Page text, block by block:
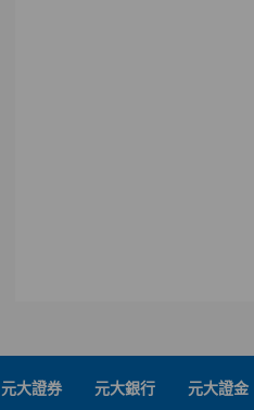
元大證券 元大銀行 元大證金